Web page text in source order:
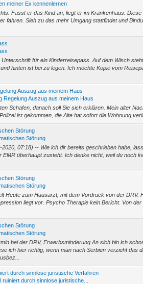
meiner Ex kennenlernen
Fasst er das Kind an, liegt er im Krankenhaus. Diese
fahren. Sieh zu das mehr Umgang stattfindet und
für ein Kinderreisepass. Auf dem Wisch
hinten ist bei zu legen. Ich möchte Kopie vom
Auszug aus meinem Haus
Regelung Auszug aus meinem Haus
Schafen, danach soll Sie sich erklären. Mein alter
ist gekommen, die Alte hat sofort die Wohnung
Störung
Störung
07:18) -- Wie ich dir bereits geschrieben habe,
EMR überhaupt zusteht. Ich denke nicht, weil du noch
Störung
Störung
Heute zum Hausarzt, mit dem Vordruck von der DRV.
liegt vor. Psycho Therapie kein Bericht. Von der
Störung
Störung
bei der DRV, Erwerbsminderung An sich bin ich
ich hier richtig, wenn man nach Serbien verzieht das
durch sinnlose juristische Verfahren
ruiniert durch sinnlose juristische...